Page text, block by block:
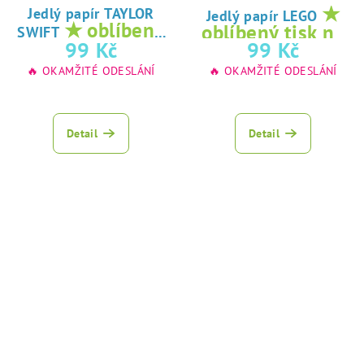
Jedlý papír TAYLOR
SWIFT ★ oblíbený
tisk na jedlý
papír
99 Kč
🔥 OKAMŽITÉ ODESLÁNÍ
Detail
Jedlý papír LEGO ★
oblíbený tisk na
jedlý papír
99 Kč
🔥 OKAMŽITÉ ODESLÁNÍ
Detail